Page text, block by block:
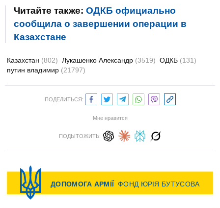
Читайте также: ОДКБ официально
сообщила о завершении операции в
Казахстане
Казахстан (802) Лукашенко Александр (3519) ОДКБ (131)
путин владимир (21797)
ПОДЕЛИТЬСЯ:
Мне нравится
ПОДЫТОЖИТЬ: